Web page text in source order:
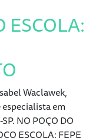
ESCOLA:
Waclawek,
especialista em
NO POÇO DO
ESCOLA: FEPE